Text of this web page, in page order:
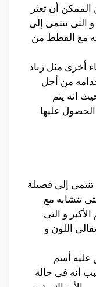
أن تعثر
و التى تنتمى إلى
مع القطط من
أخرى مثل زباد
من أجل
انه يتم
عليها
إلى فصيلة
تتشابه مع
و التى
اللون و
عليه أسم
أنه فى حالة